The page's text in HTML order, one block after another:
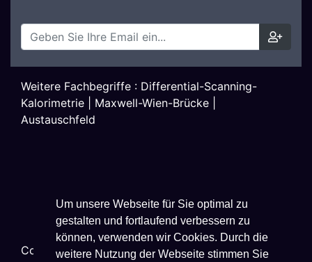
Um unsere Webseite für Sie optimal zu
gestalten und fortlaufend verbessern zu
können, verwenden wir Cookies. Durch die
weitere Nutzung der Webseite stimmen Sie
Weitere Fachbegriffe : Differential-Scanning-
Kalorimetrie
Maxwell-Wien-Brücke
Austauschfeld
Copyright © 2026Techniklexikon.net - All Rights